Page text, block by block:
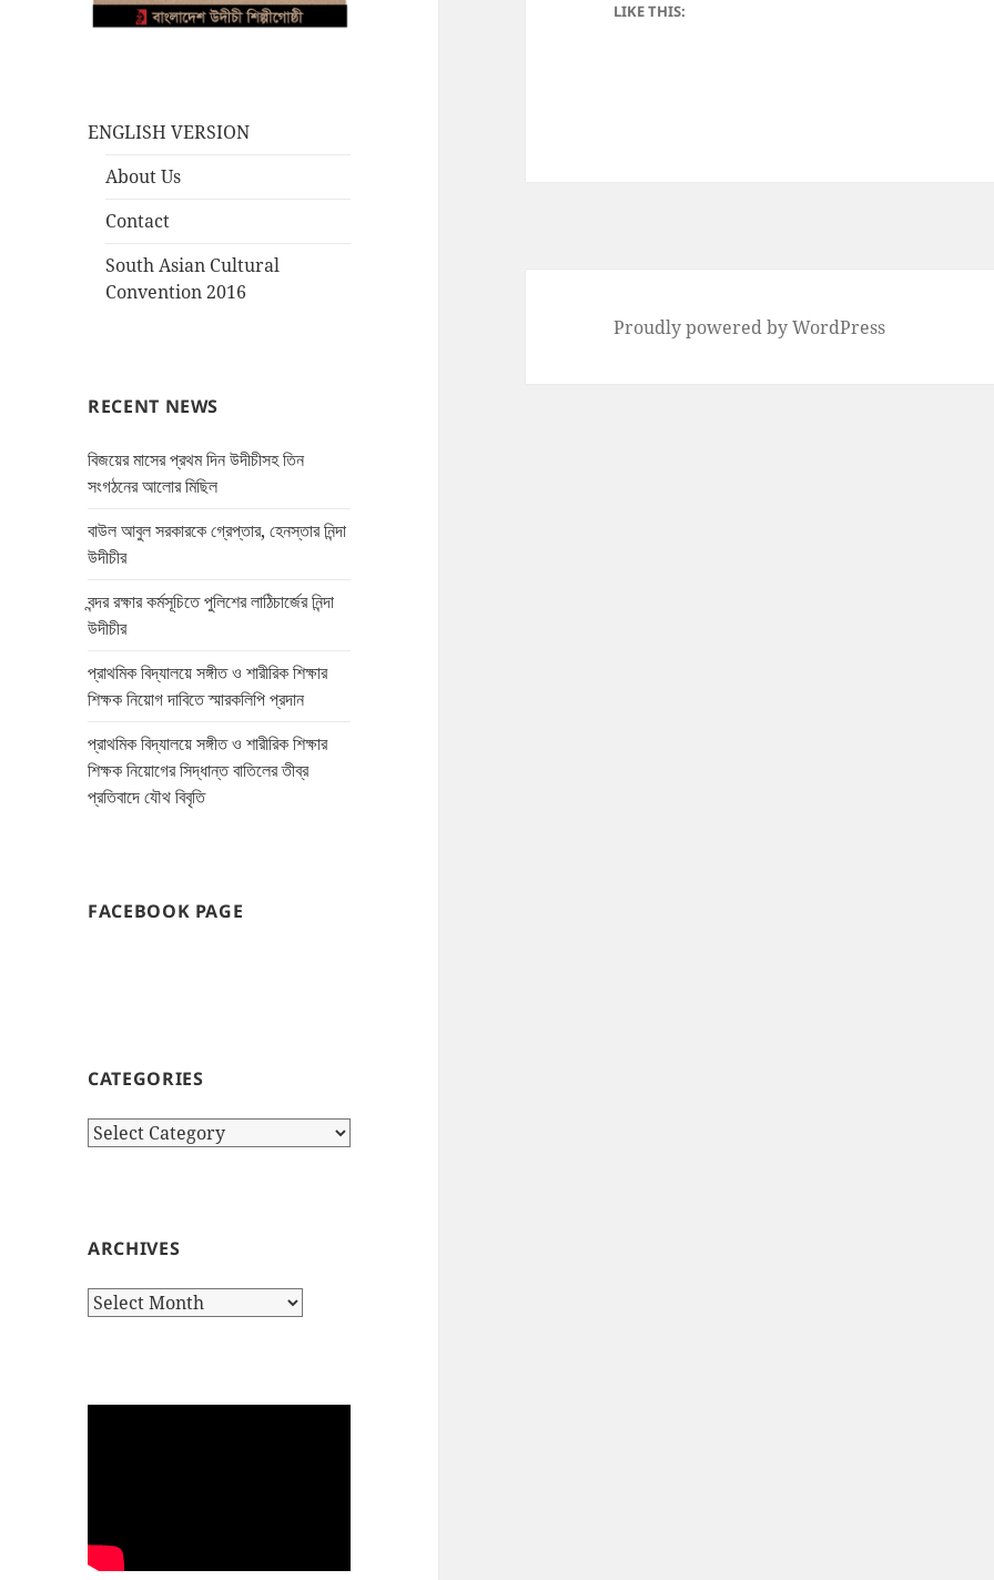
ENGLISH VERSION
About Us
Contact
South Asian Cultural
Convention 2016
RECENT NEWS
বিজয়ের মাসের প্রথম দিন উদীচীসহ তিন
সংগঠনের আলোর মিছিল
বাউল আবুল সরকারকে গ্রেপ্তার, হেনস্তার নিন্দা
উদীচীর
বন্দর রক্ষার কর্মসূচিতে পুলিশের লাঠিচার্জের নিন্দা
উদীচীর
প্রাথমিক বিদ্যালয়ে সঙ্গীত ও শারীরিক শিক্ষার
শিক্ষক নিয়োগ দাবিতে স্মারকলিপি প্রদান
প্রাথমিক বিদ্যালয়ে সঙ্গীত ও শারীরিক শিক্ষার
শিক্ষক নিয়োগের সিদ্ধান্ত বাতিলের তীব্র
প্রতিবাদে যৌথ বিবৃতি
FACEBOOK PAGE
CATEGORIES
Categories
ARCHIVES
Archives
LIKE THIS:
Proudly powered by WordPress